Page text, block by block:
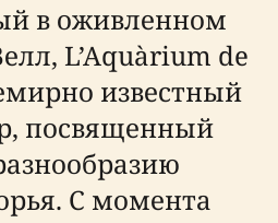
в оживленном
L’Aquàrium de
известный
посвященный
С момента